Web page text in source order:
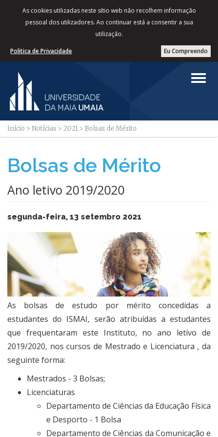
As cookies utilizadas neste sítio web não recolhem informação
pessoal dos utilizadores. Ao continuar está a consentir a sua
utilização.
Eu Compreendo
Politica de Privacidade
Início > Notícias > 2021 > Bolsas de Mérito
Bolsas de Mérito
Ano letivo 2019/2020
segunda-feira, 13 setembro 2021
​As bolsas de estudo por mérito concedidas a
estudantes do ISMAI, serão atribuídas a estudantes
que frequentaram este Instituto, no ano letivo de
2019/2020, nos cursos de Mestrado e Licenciatura , da
seguinte forma:
Mestrados - 3 Bolsas;
Licenciaturas
Departamento de Ciências da Educação Física
e Desporto - 1 Bolsa
Departamento de Ciências da Comunicação e